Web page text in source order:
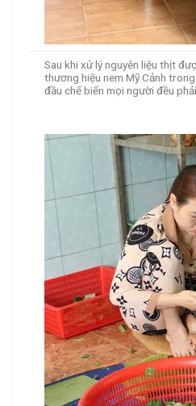
Sau khi xử lý nguyên liệu thịt
thương hiệu nem Mỹ Cảnh
đầu chế biến mọi người đều